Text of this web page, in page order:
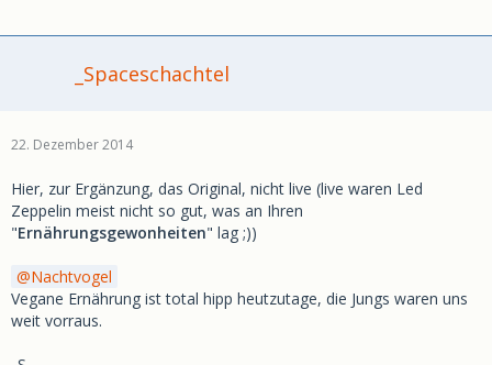
_Spaceschachtel
22. Dezember 2014
Hier, zur Ergänzung, das Original, nicht live (live waren Led
Zeppelin meist nicht so gut, was an Ihren
"Ernährungsgewonheiten" lag ;))
Nachtvogel
Vegane Ernährung ist total hipp heutzutage, die Jungs waren uns
weit vorraus.